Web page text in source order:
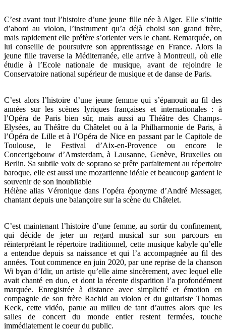
C’est avant tout l’histoire d’une jeune fille née à Alger. Elle s’initie
d’abord au violon, l’instrument qu’a déjà choisi son grand frère,
mais rapidement elle préfère s’orienter vers le chant. Remarquée, on
lui conseille de poursuivre son apprentissage en France. Alors la
jeune fille traverse la Méditerranée, elle arrive à Montreuil, où elle
étudie à l’Ecole nationale de musique, avant de rejoindre le
Conservatoire national supérieur de musique et de danse de Paris.
C’est alors l’histoire d’une jeune femme qui s’épanouit au fil des
années sur les scènes lyriques françaises et internationales : à
l’Opéra de Paris bien sûr, mais aussi au Théâtre des Champs-
Elysées, au Théâtre du Châtelet ou à la Philharmonie de Paris, à
l’Opéra de Lille et à l’Opéra de Nice en passant par le Capitole de
Toulouse, le Festival d’Aix-en-Provence ou encore le
Concertgebouw d’Amsterdam, à Lausanne, Genève, Bruxelles ou
Berlin. Sa subtile voix de soprano se prête parfaitement au répertoire
baroque, elle est aussi une mozartienne idéale et beaucoup gardent le
souvenir de son inoubliable
Hélène alias Véronique dans l’opéra éponyme d’André Messager,
chantant depuis une balançoire sur la scène du Châtelet.
C’est maintenant l’histoire d’une femme, au sortir du confinement,
qui décide de jeter un regard musical sur son parcours en
réinterprétant le répertoire traditionnel, cette musique kabyle qu’elle
a entendue depuis sa naissance et qui l’a accompagnée au fil des
années. Tout commence en juin 2020, par une reprise de la chanson
Wi bɣan d’Idir, un artiste qu’elle aime sincèrement, avec lequel elle
avait chanté en duo, et dont la récente disparition l’a profondément
marquée. Enregistrée à distance avec simplicité et émotion en
compagnie de son frère Rachid au violon et du guitariste Thomas
Keck, cette vidéo, parue au milieu de tant d’autres alors que les
salles de concert du monde entier restent fermées, touche
immédiatement le coeur du public.